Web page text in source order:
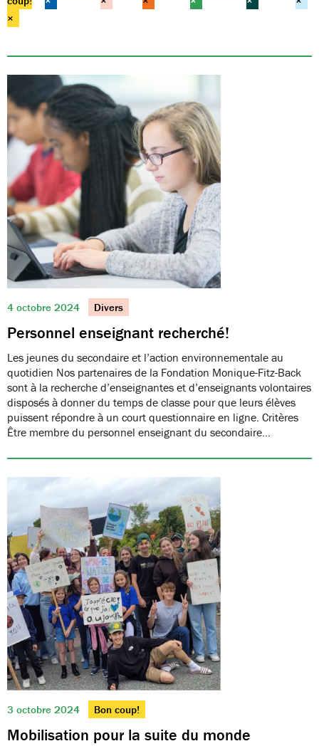
4 octobre 2024 Divers
Personnel enseignant recherché!
Les jeunes du secondaire et l’action environnementale au
quotidien Nos partenaires de la Fondation Monique-Fitz-Back
sont à la recherche d’enseignantes et d’enseignants volontaires
disposés à donner du temps de classe pour que leurs élèves
puissent répondre à un court questionnaire en ligne. Critères
Être membre du personnel enseignant du secondaire…
3 octobre 2024 Bon coup!
Mobilisation pour la suite du monde
×